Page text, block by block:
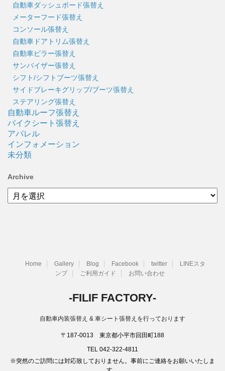
自動車ダッシュボード張替え
メーターフード張替え
コンソール張替え
自動車ドアトリム張替え
自動車ピラー張替え
サンバイザー張替え
シフト/シフトブーツ張替え
サイドブレーキグリップ/ブーツ張替え
ステアリング張替え
自動車ルーフ張替え
バイクシート張替え
アパレル
インフォメーション
未分類
Archive
Archive
Home Gallery Blog Facebook twitter
LINEスタ
ンプ
ご利用ガイド お問い合わせ
-FILIF FACTORY-
自動車内装張替え & 車シート張替えを行っております
〒187-0013 東京都小平市回田町188
TEL 042-322-4811
※突然のご訪問には対応致しておりません。事前にご連絡をお願いいたしま